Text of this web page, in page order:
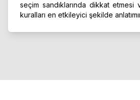
seçim sandıklarında dikkat etmesi
kuralları en etkileyici şekilde